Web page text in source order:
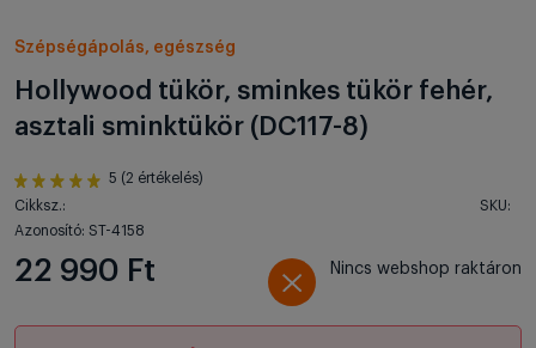
Szépségápolás, egészség
Hollywood tükör, sminkes tükör fehér,
asztali sminktükör (DC117-8)
5 (2 értékelés)
Cikksz.:
SKU:
Azonosító: ST-4158
22 990 Ft Nincs webshop raktáron